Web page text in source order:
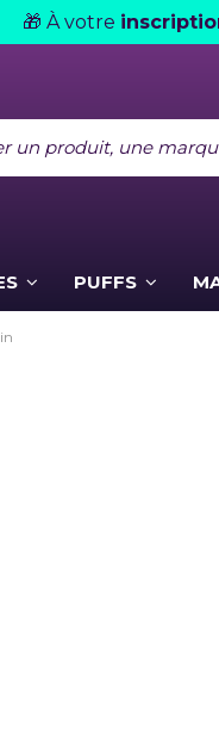
🎁 À votre
PUFFS